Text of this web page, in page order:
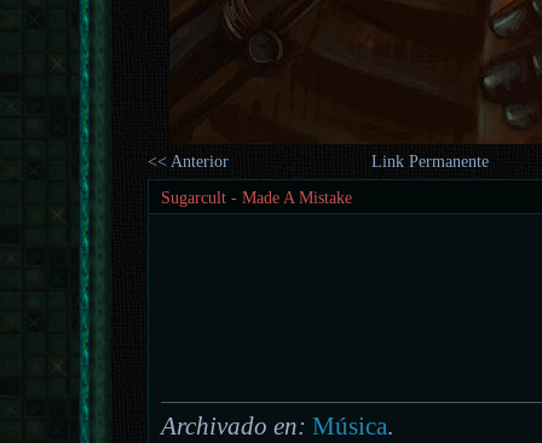
<< Anterior
Link Permanente
Sugarcult - Made A Mistake
Archivado en: Música.